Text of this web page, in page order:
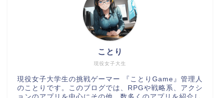
現役女子大生
ことり
現役女子大学生の挑戦ゲーマー 『ことりGame』管理人
のことりです。このブログでは、RPGや戦略系、アクシ